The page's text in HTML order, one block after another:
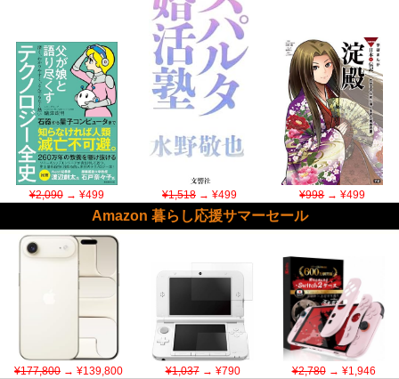
¥2,090→ ¥499 ¥1,518→ ¥499 ¥998→ ¥499
Amazon 暮らし応援サマーセール
¥177,800 → ¥139,800 ¥1,037→ ¥790 ¥2,780→ ¥1,946